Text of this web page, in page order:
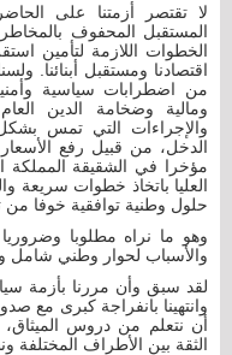
لا تقتصر أزمتنا على
المستقبل المحفوف
الخطوات اللازمة لتأمين
اقتصادنا ومستقبل أبنائنا.
من اضطرابات سياسية
ومالية وضخامة الدين
والإجراءات التي تمس
الدخل، من قبيل رفع
مؤخرا في الشقيقة المملكة
العليا باتخاذ خطوات سريعة
حلول وطنية توافقية خوفا من
وهو ما نراه مطلوبا
والأسباب لحوار وطني شامل
لقد سبق وأن مررنا بأزمة
أن نتعلم من دروس الميثاق،
الثقة بين الأطراف المختلفة